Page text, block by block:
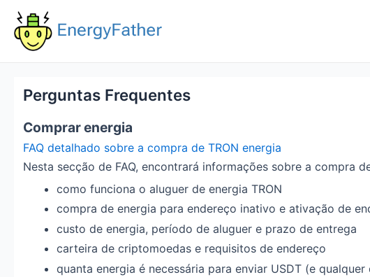
content
Perguntas Frequentes
Comprar energia
FAQ detalhado sobre a compra de TRON energia
Nesta secção de FAQ, encontrará informações sobre a compra
como funciona o aluguer de energia TRON
compra de energia para endereço inativo e ativação de
custo de energia, período de aluguer e prazo de entrega
carteira de criptomoedas e requisitos de endereço
quanta energia é necessária para enviar USDT (e